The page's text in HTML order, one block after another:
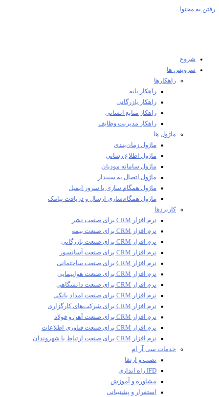
به محتوا
شروع
سرویس ها
راهکارها
راهکار پایه
راهکار بازرگانی
راهکار منابع انسانی
راهکار مدیریت وظایف
ماژول ها
ماژول زمان‌بندی
ماژول اطلاع رسانی
ماژول سامانه مودیان
ماژول اتصال به سپیدار
ماژول همگام سازی با سرور ایمیل
ماژول همگام‌سازی ارسال و دریافت پیامک
کاربردها
نرم افزار CRM برای صنعت نشر
نرم افزار CRM برای صنعت بیمه
نرم افزار CRM برای صنعت بازرگانی
نرم افزار CRM برای صنعت آسانسور
نرم افزار CRM برای صنعت ساختمانی
نرم افزار CRM برای صنعت هواپیمایی
نرم افزار CRM برای صنعت دانشگاهی
نرم افزار CRM برای صنعت امداد بانکی
نرم افزار CRM برای شرکت‌های کارگزاری
نرم افزار CRM برای صنعت آهن و فولاد
نرم افزار CRM برای صنعت فناوری اطلاعات
نرم افزار CRM برای صنعت ارتباط با شهروندان
خدمات سی آر ام
نصب و ارتقا
IFD راه اندازی
مشاوره و آموزش
استقرار و پشتیبانی